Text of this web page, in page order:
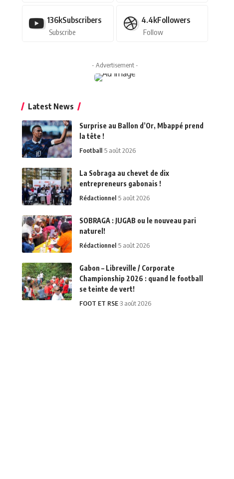
136kSubscribers
Subscribe
4.4kFollowers
Follow
- Advertisement -
Latest News
Surprise au Ballon d’Or, Mbappé prend
la tête !
Football 5 août 2026
La Sobraga au chevet de dix
entrepreneurs gabonais !
Rédactionnel 5 août 2026
SOBRAGA : JUGAB ou le nouveau pari
naturel!
Rédactionnel 5 août 2026
Gabon – Libreville / Corporate
Championship 2026 : quand le football
se teinte de vert!
FOOT ET RSE 3 août 2026